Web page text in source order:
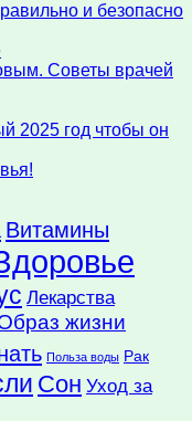
и безопасно
Советы врачей
2025 год чтобы он
Витамины
Лекарства
жизни
Польза воды Рак
Сон Уход за